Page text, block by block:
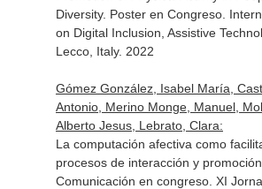
Diversity. Poster en Congreso.
on Digital Inclusion, Assistive
Lecco, Italy. 2022
Gómez González, Isabel María,
Antonio, Merino Monge, Manuel,
Alberto Jesus, Lebrato, Clara:
La computación afectiva como
procesos de interacción y
Comunicación en congreso. XI